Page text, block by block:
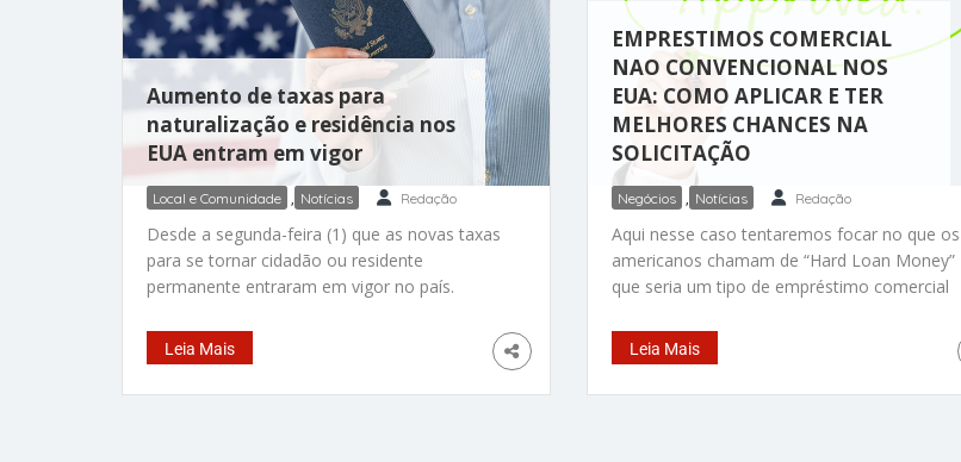
Aumento de taxas para
naturalização e residência nos
EUA entram em vigor
Local e Comunidade , Notícias Redação
Desde a segunda-feira (1) que as novas taxas
para se tornar cidadão ou residente
permanente entraram em vigor no país.
Imigração” haverá desconto para candidatos
de baixa renda. Confira os valores abaixo Da
Redação – Entraram em vigor na segunda-
Leia Mais
EMPRESTIMOS COMERCIAL
NAO CONVENCIONAL NOS
EUA: COMO APLICAR E TER
MELHORES CHANCES NA
SOLICITAÇÃO
Negócios , Notícias Redação
Aqui nesse caso tentaremos focar no que os
americanos chamam de “Hard Loan Money”
que seria um tipo de empréstimo comercial
usado para compra de propriedades
comerciais ou outro tipo de investimento
comercial, mas principalmente em
Leia Mais